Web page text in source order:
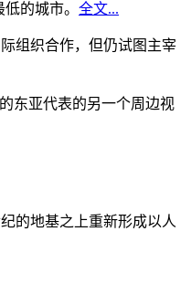
的城市。 全文...
组织合作，但仍试图主宰
东亚代表的另一个周边视
的地基之上重新形成以人